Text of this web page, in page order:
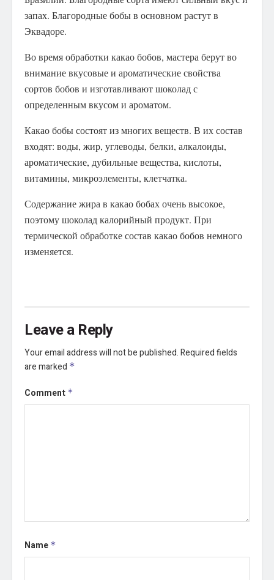
запах. Благородные бобы в основном растут в
Эквадоре.
Во время обработки какао бобов, мастера берут во
внимание вкусовые и ароматические свойства
сортов бобов и изготавливают шоколад с
определенным вкусом и ароматом.
Какао бобы состоят из многих веществ. В их состав
входят: воды, жир, углеводы, белки, алкалоиды,
ароматические, дубильные вещества, кислоты,
витамины, микроэлементы, клетчатка.
Содержание жира в какао бобах очень высокое,
поэтому шоколад калорийный продукт. При
термической обработке состав какао бобов немного
изменяется.
Leave a Reply
Your email address will not be published.Required fields
are marked *
Comment *
Name *